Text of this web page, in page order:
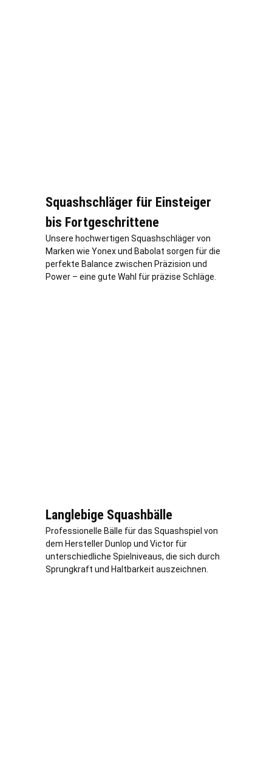
Squashschläger für Einsteiger
bis Fortgeschrittene
Unsere hochwertigen Squashschläger von
Marken wie Yonex und Babolat sorgen für die
perfekte Balance zwischen Präzision und
Power – eine gute Wahl für präzise Schläge.
Langlebige Squashbälle
Professionelle Bälle für das Squashspiel von
dem Hersteller Dunlop und Victor für
unterschiedliche Spielniveaus, die sich durch
Sprungkraft und Haltbarkeit auszeichnen.